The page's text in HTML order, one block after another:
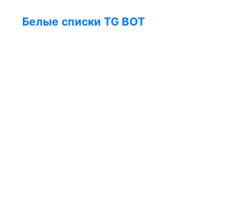
Белые списки TG BOT